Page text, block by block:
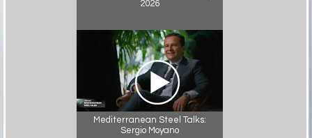
2026
Mediterranean Steel Talks:
Sergio Moyano